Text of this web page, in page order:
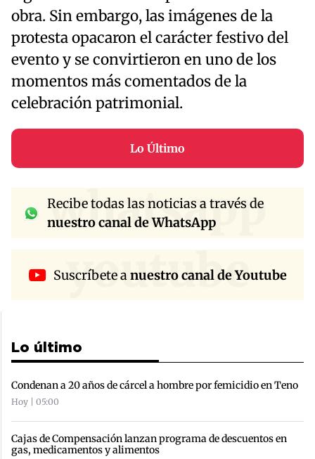
obra. Sin embargo, las imágenes de la
protesta opacaron el carácter festivo del
evento y se convirtieron en uno de los
momentos más comentados de la
celebración patrimonial.
Lo Último
whatsapp
Recibe todas las noticias a través de
nuestro canal de WhatsApp
youtube
Suscríbete anuestro canal de Youtube
Lo último
Condenan a 20 años de cárcel a hombre por femicidio en Teno
Hoy | 05:00
Cajas de Compensación lanzan programa de descuentos en
gas, medicamentos y alimentos